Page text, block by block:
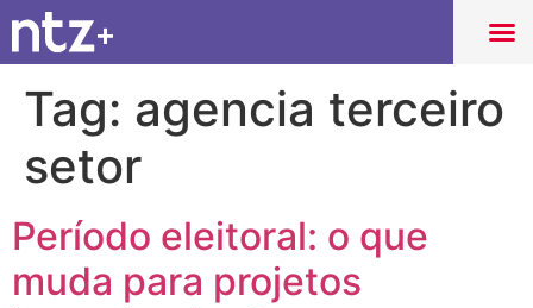
Tag: agencia terceiro
setor
Período eleitoral: o que
muda para projetos